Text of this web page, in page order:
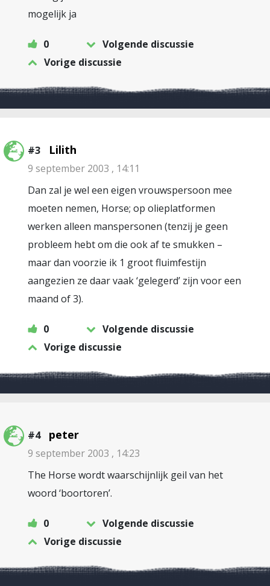
mogelijk ja
0
Volgende discussie
Vorige discussie
#3 Lilith
9 september 2003 , 14:11
Dan zal je wel een eigen vrouwspersoon mee
moeten nemen, Horse; op olieplatformen
werken alleen manspersonen (tenzij je geen
probleem hebt om die ook af te smukken –
maar dan voorzie ik 1 groot fluimfestijn
aangezien ze daar vaak ‘gelegerd’ zijn voor een
maand of 3).
0
Volgende discussie
Vorige discussie
#4 peter
9 september 2003 , 14:23
The Horse wordt waarschijnlijk geil van het
woord ‘boortoren’.
0
Volgende discussie
Vorige discussie